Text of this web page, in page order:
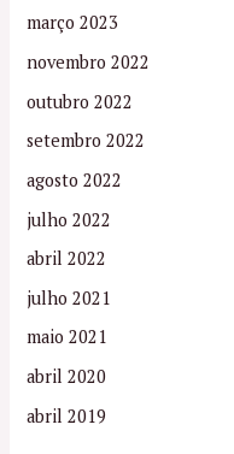
março 2023
novembro 2022
outubro 2022
setembro 2022
agosto 2022
julho 2022
abril 2022
julho 2021
maio 2021
abril 2020
abril 2019